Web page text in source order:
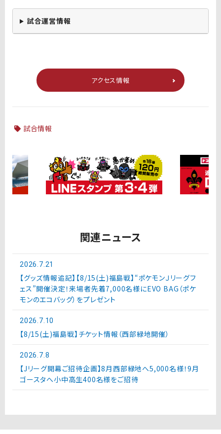
試合運営情報
アクセス情報
試合情報
関連ニュース
2026.7.21
【グッズ情報追記】【8/15(土)福島戦】“ポケモンＪリーグフ
ェス”開催決定！来場者先着7,000名様にEVO BAG（ポケ
モンのエコバッグ）をプレゼント
2026.7.10
【8/15(土)福島戦】チケット情報（西部緑地開催）
2026.7.8
【Jリーグ開幕ご招待企画】8月西部緑地へ5,000名様！9月
ゴースタへ小中高生400名様をご招待